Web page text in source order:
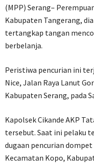
(MPP) Serang–
Kabupaten Tangerang,
tertangkap tangan
berbelanja.
Peristiwa pencurian ini
Nice, Jalan Raya Lanut
Kabupaten Serang, pada
Kapolsek Cikande AKP
tersebut. Saat ini pelaku
dugaan pencurian
Kecamatan Kopo,